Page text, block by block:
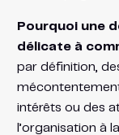
Pourquoi une
délicate à
par définition,
intérêts ou des
l’organisation à